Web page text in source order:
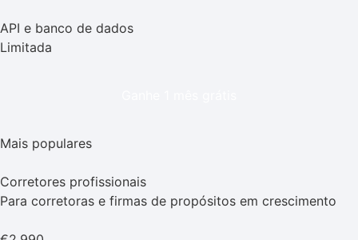
API e banco de dados
Limitada
Mais populares
Corretores profissionais
Para corretoras e firmas de propósitos em crescimento